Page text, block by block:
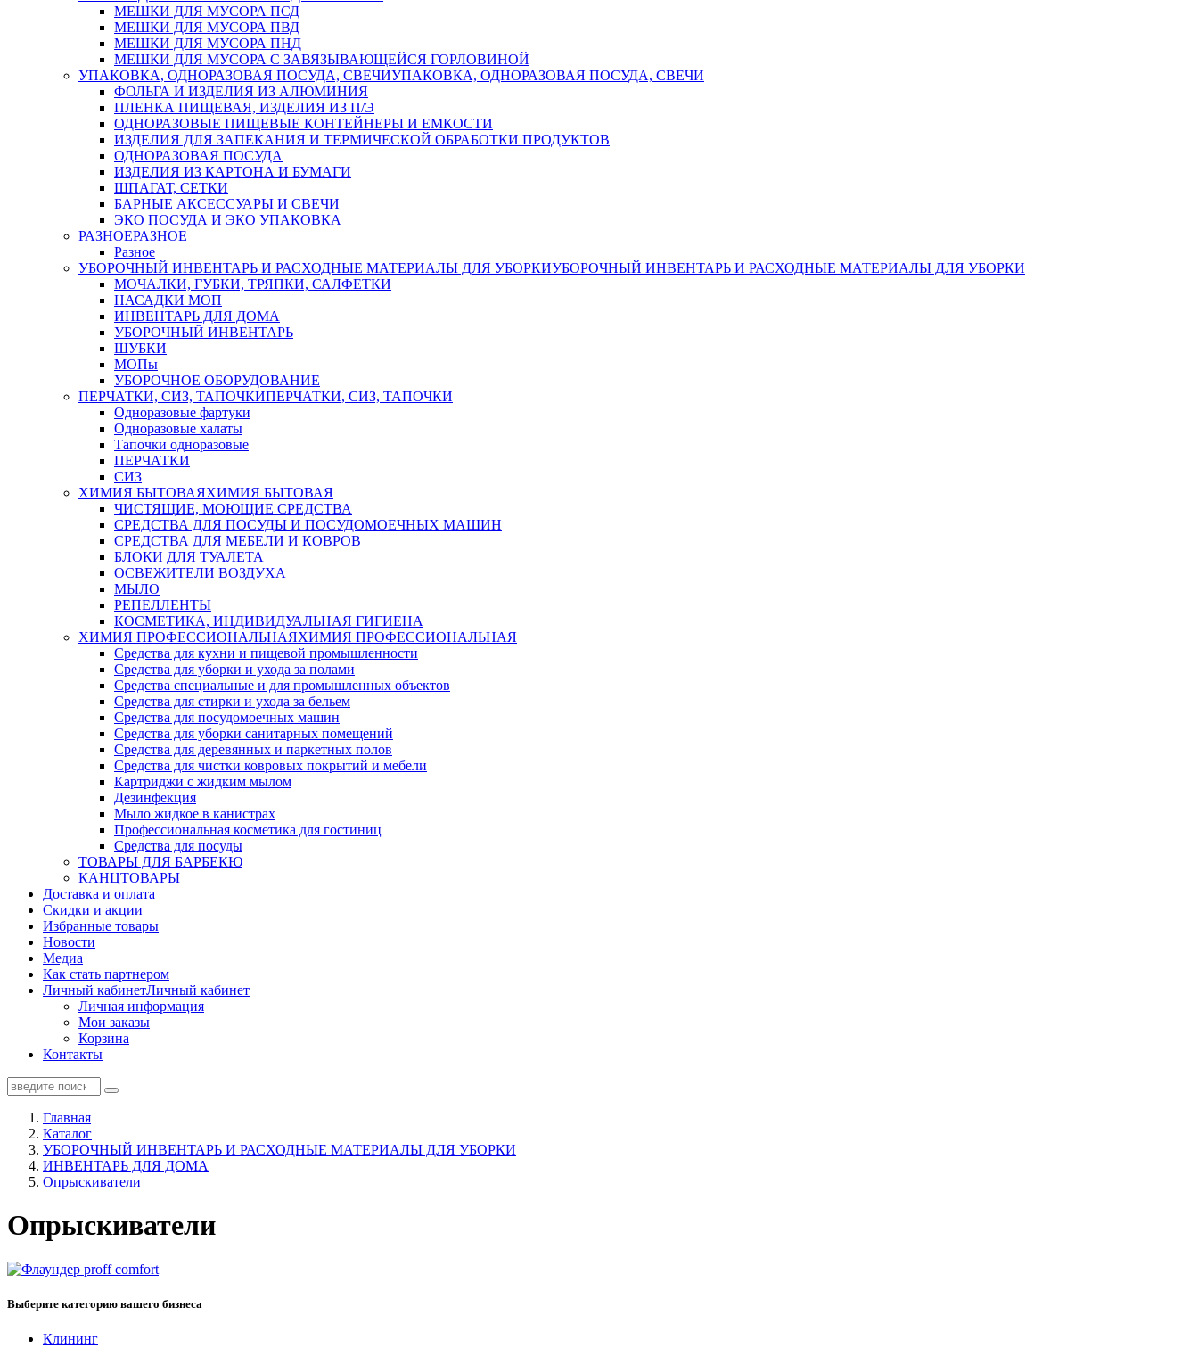
МЕШКИ ДЛЯ МУСОРА ПСД
МЕШКИ ДЛЯ МУСОРА ПВД
МЕШКИ ДЛЯ МУСОРА ПНД
МЕШКИ ДЛЯ МУСОРА С ЗАВЯЗЫВАЮЩЕЙСЯ ГОРЛОВИНОЙ
УПАКОВКА, ОДНОРАЗОВАЯ ПОСУДА, СВЕЧИУПАКОВКА, ОДНОРАЗОВАЯ ПОСУДА, СВЕЧИ
ФОЛЬГА И ИЗДЕЛИЯ ИЗ АЛЮМИНИЯ
ПЛЕНКА ПИЩЕВАЯ, ИЗДЕЛИЯ ИЗ П/Э
ОДНОРАЗОВЫЕ ПИЩЕВЫЕ КОНТЕЙНЕРЫ И ЕМКОСТИ
ИЗДЕЛИЯ ДЛЯ ЗАПЕКАНИЯ И ТЕРМИЧЕСКОЙ ОБРАБОТКИ ПРОДУКТОВ
ОДНОРАЗОВАЯ ПОСУДА
ИЗДЕЛИЯ ИЗ КАРТОНА И БУМАГИ
ШПАГАТ, СЕТКИ
БАРНЫЕ АКСЕССУАРЫ И СВЕЧИ
ЭКО ПОСУДА И ЭКО УПАКОВКА
РАЗНОЕРАЗНОЕ
Разное
УБОРОЧНЫЙ ИНВЕНТАРЬ И РАСХОДНЫЕ МАТЕРИАЛЫ ДЛЯ УБОРКИУБОРОЧНЫЙ ИНВЕНТАРЬ И РАСХОДНЫЕ МАТЕРИАЛЫ ДЛЯ УБОРКИ
МОЧАЛКИ, ГУБКИ, ТРЯПКИ, САЛФЕТКИ
НАСАДКИ МОП
ИНВЕНТАРЬ ДЛЯ ДОМА
УБОРОЧНЫЙ ИНВЕНТАРЬ
ШУБКИ
МОПы
УБОРОЧНОЕ ОБОРУДОВАНИЕ
ПЕРЧАТКИ, СИЗ, ТАПОЧКИПЕРЧАТКИ, СИЗ, ТАПОЧКИ
Одноразовые фартуки
Одноразовые халаты
Тапочки одноразовые
ПЕРЧАТКИ
СИЗ
ХИМИЯ БЫТОВАЯХИМИЯ БЫТОВАЯ
ЧИСТЯЩИЕ, МОЮЩИЕ СРЕДСТВА
СРЕДСТВА ДЛЯ ПОСУДЫ И ПОСУДОМОЕЧНЫХ МАШИН
СРЕДСТВА ДЛЯ МЕБЕЛИ И КОВРОВ
БЛОКИ ДЛЯ ТУАЛЕТА
ОСВЕЖИТЕЛИ ВОЗДУХА
МЫЛО
РЕПЕЛЛЕНТЫ
КОСМЕТИКА, ИНДИВИДУАЛЬНАЯ ГИГИЕНА
ХИМИЯ ПРОФЕССИОНАЛЬНАЯХИМИЯ ПРОФЕССИОНАЛЬНАЯ
Средства для кухни и пищевой промышленности
Средства для уборки и ухода за полами
Средства специальные и для промышленных объектов
Средства для стирки и ухода за бельем
Средства для посудомоечных машин
Средства для уборки санитарных помещений
Средства для деревянных и паркетных полов
Средства для чистки ковровых покрытий и мебели
Картриджи с жидким мылом
Дезинфекция
Мыло жидкое в канистрах
Профессиональная косметика для гостиниц
Средства для посуды
ТОВАРЫ ДЛЯ БАРБЕКЮ
КАНЦТОВАРЫ
Доставка и оплата
Скидки и акции
Избранные товары
Новости
Медиа
Как стать партнером
Личный кабинетЛичный кабинет
Личная информация
Мои заказы
Корзина
Контакты
Главная
Каталог
УБОРОЧНЫЙ ИНВЕНТАРЬ И РАСХОДНЫЕ МАТЕРИАЛЫ ДЛЯ УБОРКИ
ИНВЕНТАРЬ ДЛЯ ДОМА
Опрыскиватели
Опрыскиватели
Выберите категорию вашего бизнеса
Клининг